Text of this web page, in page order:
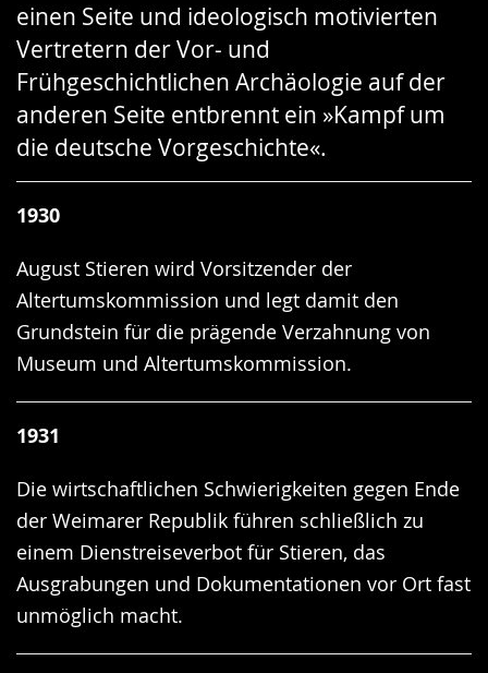
einen Seite und ideologisch motivierten
Vertretern der Vor- und
Frühgeschichtlichen Archäologie auf der
anderen Seite entbrennt ein »Kampf um
die deutsche Vorgeschichte«.
1930
August Stieren wird Vorsitzender der
Altertumskommission und legt damit den
Grundstein für die prägende Verzahnung von
Museum und Altertumskommission.
1931
Die wirtschaftlichen Schwierigkeiten gegen Ende
der Weimarer Republik führen schließlich zu
einem Dienstreiseverbot für Stieren, das
Ausgrabungen und Dokumentationen vor Ort fast
unmöglich macht.